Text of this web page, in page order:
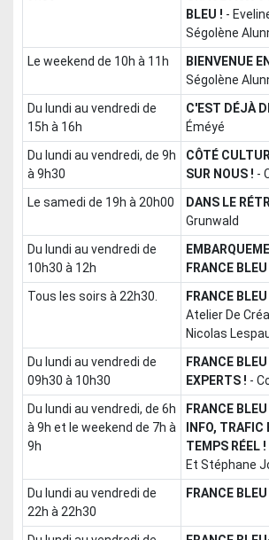
BLEU ! -
Ségolène
le weekend de 10h à 11h
BIENVENUE
Ségolène
du lundi au vendredi de
15h à 16h
C'EST DÉJÀ
Éméyé
du lundi au vendredi, de 9h
à 9h30
CÔTÉ
SUR NOUS ! -
le samedi de 19h à 20h00
DANS LE
Grunwald
du lundi au vendredi de
10h30 à 12h
FRANCE
tous les soirs à 22h30.
FRANCE
Atelier De
Nicolas
du lundi au vendredi de
09h30 à 10h30
FRANCE
EXPERTS ! -
du lundi au vendredi, de 6h
à 9h et le weekend de 7h à
9h
FRANCE
INFO,
TEMPS RÉEL !
Et Stéphane
du lundi au vendredi de
22h à 22h30
FRANCE